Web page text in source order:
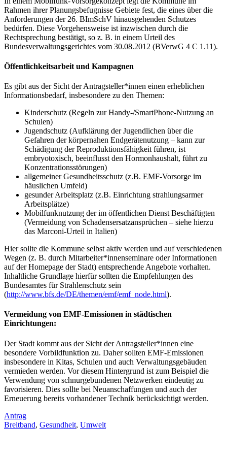
Rahmen ihrer Planungsbefugnisse Gebiete fest, die eines über die
Anforderungen der 26. BImSchV hinausgehenden Schutzes
bedürfen. Diese Vorgehensweise ist inzwischen durch die
Rechtsprechung bestätigt, so z. B. in einem Urteil des
Bundesverwaltungsgerichtes vom 30.08.2012 (BVerwG 4 C 1.11).
Öffentlichkeitsarbeit und Kampagnen
Es gibt aus der Sicht der Antragsteller*innen einen erheblichen
Informationsbedarf, insbesondere zu den Themen:
Kinderschutz (Regeln zur Handy-/SmartPhone-Nutzung an
Schulen)
Jugendschutz (Aufklärung der Jugendlichen über die
Gefahren der körpernahen Endgerätenutzung – kann zur
Schädigung der Reproduktionsfähigkeit führen, ist
embryotoxisch, beeinflusst den Hormonhaushalt, führt zu
Konzentrationsstörungen)
allgemeiner Gesundheitsschutz (z.B. EMF-Vorsorge im
häuslichen Umfeld)
gesunder Arbeitsplatz (z.B. Einrichtung strahlungsarmer
Arbeitsplätze)
Mobilfunknutzung der im öffentlichen Dienst Beschäftigten
(Vermeidung von Schadensersatzansprüchen – siehe hierzu
das Marconi-Urteil in Italien)
Hier sollte die Kommune selbst aktiv werden und auf verschiedenen
Wegen (z. B. durch Mitarbeiter*innenseminare oder Informationen
auf der Homepage der Stadt) entsprechende Angebote vorhalten.
Inhaltliche Grundlage hierfür sollten die Empfehlungen des
Bundesamtes für Strahlenschutz sein
(http://www.bfs.de/DE/themen/emf/emf_node.html).
Vermeidung von EMF-Emissionen in städtischen
Einrichtungen:
Der Stadt kommt aus der Sicht der Antragsteller*innen eine
besondere Vorbildfunktion zu. Daher sollten EMF-Emissionen
insbesondere in Kitas, Schulen und auch Verwaltungsgebäuden
vermieden werden. Vor diesem Hintergrund ist zum Beispiel die
Verwendung von schnurgebundenen Netzwerken eindeutig zu
favorisieren. Dies sollte bei Neuanschaffungen und auch der
Erneuerung bereits vorhandener Technik berücksichtigt werden.
Antrag
Breitband, Gesundheit, Umwelt